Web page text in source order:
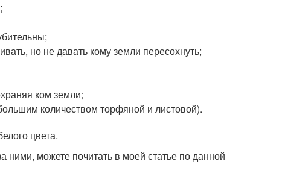
но не давать кому земли пересохнуть;
ком земли;
количеством торфяной и листовой).
цвета.
можете почитать в моей статье по данной